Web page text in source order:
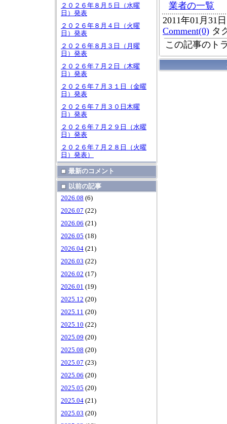
２０２６年８月５日（水曜
日）発表
２０２６年８月４日（火曜
日）発表
２０２６年８月３日（月曜
日）発表
２０２６年７月２日（木曜
日）発表
２０２６年７月３１日（金曜
日）発表
２０２６年７月３０日木曜
日）発表
２０２６年７月２９日（水曜
日）発表
２０２６年７月２８日（火曜
日）発表）
最新のコメント
以前の記事
2026.08 (6)
2026.07 (22)
2026.06 (21)
2026.05 (18)
2026.04 (21)
2026.03 (22)
2026.02 (17)
2026.01 (19)
2025.12 (20)
2025.11 (20)
2025.10 (22)
2025.09 (20)
2025.08 (20)
2025.07 (23)
2025.06 (20)
2025.05 (20)
2025.04 (21)
2025.03 (20)
業者の一覧
2011年01月31
Comment(0) タ
この記事のト